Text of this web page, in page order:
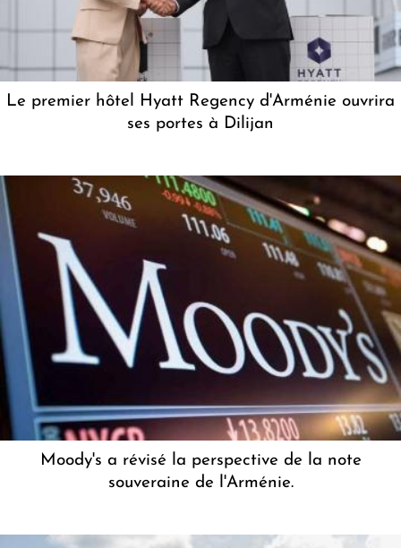
Le premier hôtel Hyatt Regency d'Arménie ouvrira
ses portes à Dilijan
Moody's a révisé la perspective de la note
souveraine de l'Arménie.